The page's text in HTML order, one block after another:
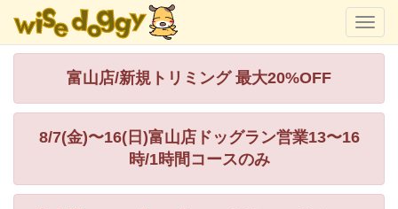
富山店/新規トリミング 最大20%OFF
8/7(金)〜16(日)富山店ドッグラン営業13〜16
時/1時間コースのみ